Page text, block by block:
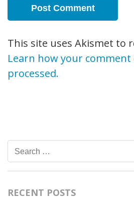
This site uses Akismet to
Learn how your comment
processed.
Search
for:
RECENT POSTS